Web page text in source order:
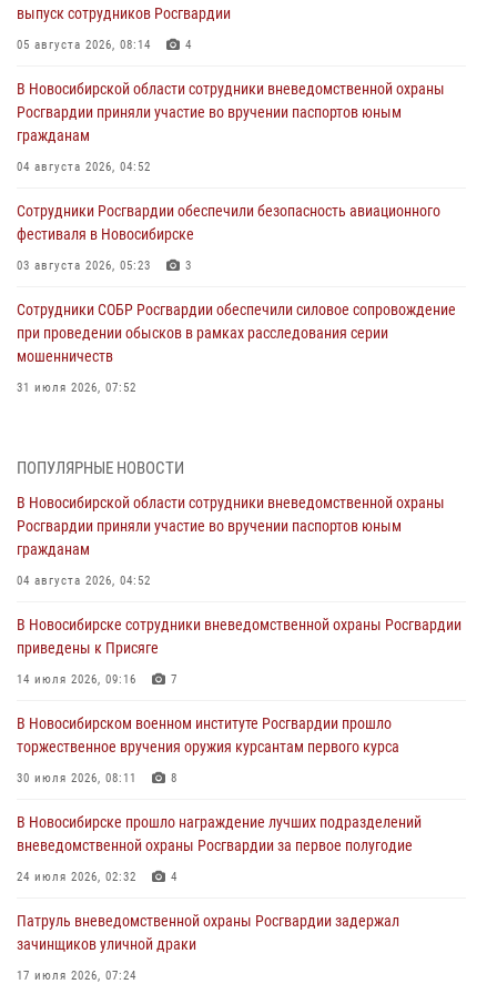
выпуск сотрудников Росгвардии
05 августа 2026, 08:14 4
В Новосибирской области сотрудники вневедомственной охраны
Росгвардии приняли участие во вручении паспортов юным
гражданам
04 августа 2026, 04:52
Сотрудники Росгвардии обеспечили безопасность авиационного
фестиваля в Новосибирске
03 августа 2026, 05:23 3
Сотрудники СОБР Росгвардии обеспечили силовое сопровождение
при проведении обысков в рамках расследования серии
мошенничеств
31 июля 2026, 07:52
При силовой поддержке бойцов ОМОН и СОБР Росгвардии
пресечена деятельность группы лиц, причастных к мошенничеству
в сфере страхования
В Новосибирске сотрудниками вневедомственной охраны
Росгвардии задержан гражданин, находящийся в розыске
В Новосибирске военнослужащие отряда спецназа «Ермак»
Росгвардии провели занятия по беспарашютному десантированию
В Новосибирске военнослужащие Росгвардии почтили память детей
– жертв войны в Донбассе
ПОПУЛЯРНЫЕ НОВОСТИ
В Новосибирской области сотрудники вневедомственной охраны
Росгвардии приняли участие во вручении паспортов юным
гражданам
04 августа 2026, 04:52
В Новосибирске сотрудники вневедомственной охраны Росгвардии
приведены к Присяге
14 июля 2026, 09:16 7
В Новосибирском военном институте Росгвардии прошло
торжественное вручения оружия курсантам первого курса
30 июля 2026, 08:11 8
В Новосибирске прошло награждение лучших подразделений
вневедомственной охраны Росгвардии за первое полугодие
24 июля 2026, 02:32 4
Патруль вневедомственной охраны Росгвардии задержал
зачинщиков уличной драки
17 июля 2026, 07:24